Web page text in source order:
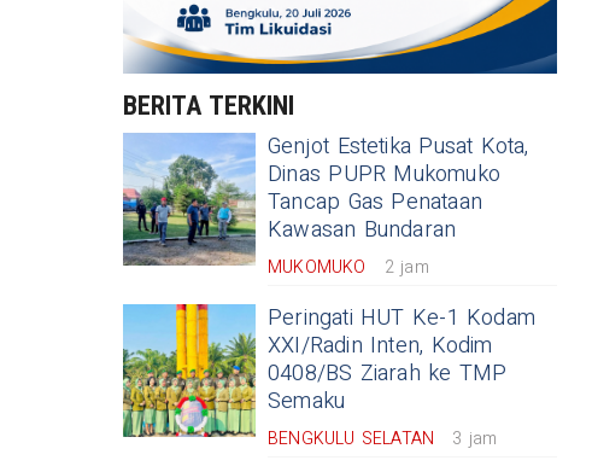
BERITA TERKINI
Genjot Estetika Pusat Kota,
Dinas PUPR Mukomuko
Tancap Gas Penataan
Kawasan Bundaran
MUKOMUKO 2 jam
Peringati HUT Ke-1 Kodam
XXI/Radin Inten, Kodim
0408/BS Ziarah ke TMP
Semaku
BENGKULU SELATAN 3 jam